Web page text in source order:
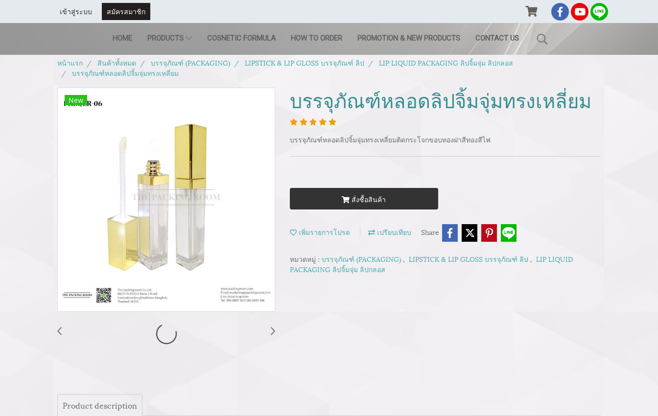
เข้าสู่ระบบ สมัครสมาชิก
HOME PRODUCTS COSNETIC FORMULA HOW TO ORDER PROMOTION & NEW PRODUCTS CONTACT US
หน้าแรก สินค้าทั้งหมด บรรจุภัณฑ์ (PACKAGING) LIPSTICK & LIP GLOSS บรรจุภัณฑ์ ลิป
LIP LIQUID PACKAGING ลิปจิ้มจุ่ม ลิปกลอส
บรรจุภัณฑ์หลอดลิปจิ้มจุ่มทรงเหลี่ยม
New บรรจุภัณฑ์หลอดลิปจิ้มจุ่มทรงเหลี่ยม
บรรจุภัณฑ์หลอดลิปจิ้มจุ่มทรงเหลี่ยมติดกระโจกขอบทองฝาสีทองสีไฟ
สั่งซื้อสินค้า
เพิ่มรายการโปรด เปรียบเทียบ Share
หมวดหมู่ : บรรจุภัณฑ์ (PACKAGING) , LIPSTICK & LIP GLOSS บรรจุภัณฑ์ ลิป , LIP LIQUID
PACKAGING ลิปจิ้มจุ่ม ลิปกลอส
Product description